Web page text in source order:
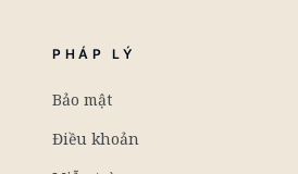
PHÁP LÝ
Bảo mật
Điều khoản